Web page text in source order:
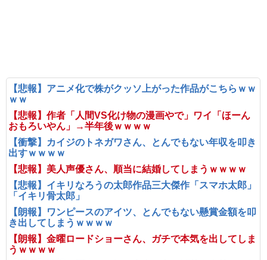
【悲報】アニメ化で株がクッソ上がった作品がこちらｗｗ
ｗｗ
【悲報】作者「人間VS化け物の漫画やで」ワイ「ほーん
おもろいやん」→半年後ｗｗｗｗ
【衝撃】カイジのトネガワさん、とんでもない年収を叩き
出すｗｗｗｗ
【悲報】美人声優さん、順当に結婚してしまうｗｗｗｗ
【悲報】イキリなろうの太郎作品三大傑作「スマホ太郎」
「イキリ骨太郎」
【朗報】ワンピースのアイツ、とんでもない懸賞金額を叩
き出してしまうｗｗｗｗ
【朗報】金曜ロードショーさん、ガチで本気を出してしま
うｗｗｗｗ